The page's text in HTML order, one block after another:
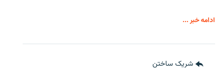
ادامه خبر ...
شریک ساختن